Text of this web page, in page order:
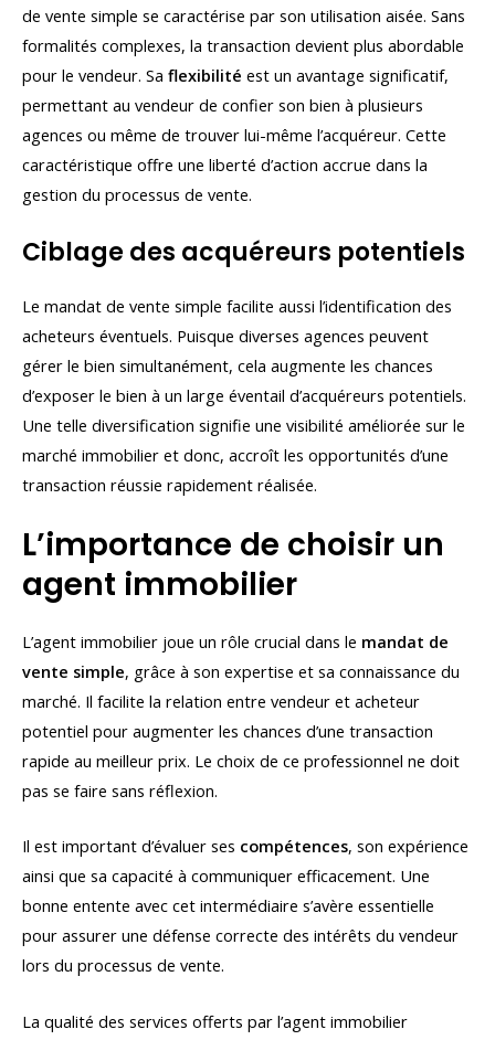
de vente simple se caractérise par son utilisation aisée. Sans
formalités complexes, la transaction devient plus abordable
pour le vendeur. Sa flexibilité est un avantage significatif,
permettant au vendeur de confier son bien à plusieurs
agences ou même de trouver lui-même l’acquéreur. Cette
caractéristique offre une liberté d’action accrue dans la
gestion du processus de vente.
Ciblage des acquéreurs potentiels
Le mandat de vente simple facilite aussi l’identification des
acheteurs éventuels. Puisque diverses agences peuvent
gérer le bien simultanément, cela augmente les chances
d’exposer le bien à un large éventail d’acquéreurs potentiels.
Une telle diversification signifie une visibilité améliorée sur le
marché immobilier et donc, accroît les opportunités d’une
transaction réussie rapidement réalisée.
L’importance de choisir un
agent immobilier
L’agent immobilier joue un rôle crucial dans le mandat de
vente simple, grâce à son expertise et sa connaissance du
marché. Il facilite la relation entre vendeur et acheteur
potentiel pour augmenter les chances d’une transaction
rapide au meilleur prix. Le choix de ce professionnel ne doit
pas se faire sans réflexion.
Il est important d’évaluer ses compétences, son expérience
ainsi que sa capacité à communiquer efficacement. Une
bonne entente avec cet intermédiaire s’avère essentielle
pour assurer une défense correcte des intérêts du vendeur
lors du processus de vente.
La qualité des services offerts par l’agent immobilier